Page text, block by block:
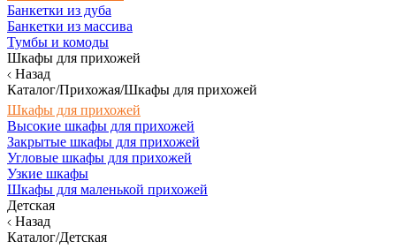
Банкетки из дуба
Банкетки из массива
Тумбы и комоды
Шкафы для прихожей
Назад
Каталог/Прихожая/Шкафы для прихожей
Шкафы для прихожей
Высокие шкафы для прихожей
Закрытые шкафы для прихожей
Угловые шкафы для прихожей
Узкие шкафы
Шкафы для маленькой прихожей
Детская
Назад
Каталог/Детская